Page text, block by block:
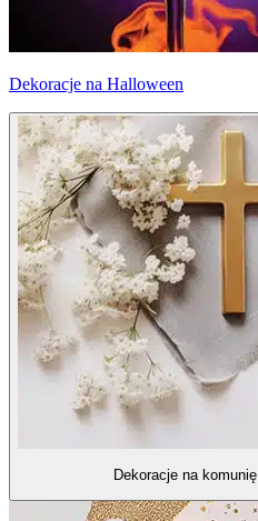
Dekoracje na Halloween
Dekoracje na komunię